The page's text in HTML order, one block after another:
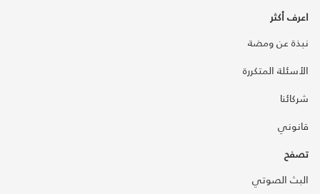
اعرف أكثر
نبذة عن ومضة
الأسئلة المتكررة
شركائنا
قانوني
تصفح
البث الصوتي